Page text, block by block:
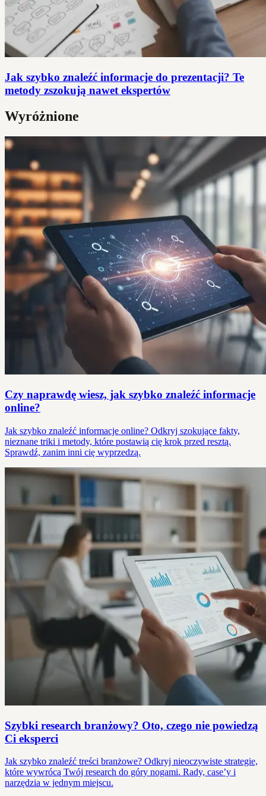
Jak szybko znaleźć informacje do prezentacji? Te
metody zszokują nawet ekspertów
Wyróżnione
Czy naprawdę wiesz, jak szybko znaleźć informacje
online?
Jak szybko znaleźć informacje online? Odkryj szokujące fakty,
nieznane triki i metody, które postawią cię krok przed resztą.
Sprawdź, zanim inni cię wyprzedzą.
Szybki research branżowy? Oto, czego nie powiedzą
Ci eksperci
Jak szybko znaleźć treści branżowe? Odkryj nieoczywiste strategie,
które wywrócą Twój research do góry nogami. Rady, case’y i
narzędzia w jednym miejscu.